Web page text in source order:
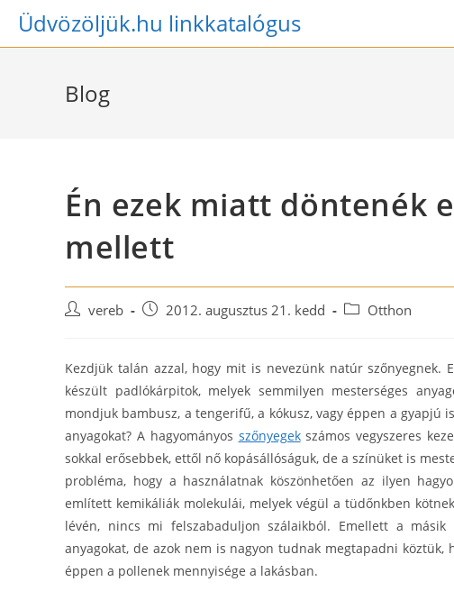
SkipÜdvözöljük.hu linkkatalógus
Blog
Én ezek miatt döntenék
mellett
Postvereb
Post 2012. augusztus 21. kedd
Post Otthon
Kezdjük talán azzal, hogy mit is nevezünk natúr szőnyegnek.
készült padlókárpitok, melyek semmilyen mesterséges
mondjuk bambusz, a tengerifű, a kókusz, vagy éppen a gyapjú
anyagokat? A hagyományos szőnyegekszámos vegyszeres
sokkal erősebbek, ettől nő kopásállóságuk, de a színüket is
probléma, hogy a használatnak köszönhetően az ilyen
említett kemikáliák molekulái, melyek végül a tüdőnkben
lévén, nincs mi felszabaduljon szálaikból. Emellett a
anyagokat, de azok nem is nagyon tudnak megtapadni
éppen a pollenek mennyisége a lakásban.